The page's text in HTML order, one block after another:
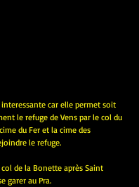
car elle permet soit
le refuge de Vens par le col du
du Fer et la cime des
le refuge.
de la Bonette après Saint
garer au Pra.